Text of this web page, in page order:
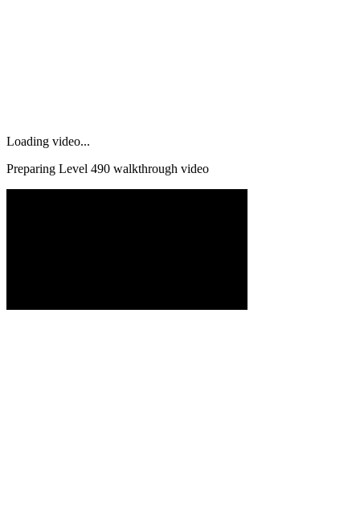
Loading video...
Preparing Level 490 walkthrough video